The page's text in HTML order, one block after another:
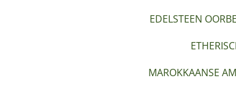
EDELSTEEN
MAROKKAANSE